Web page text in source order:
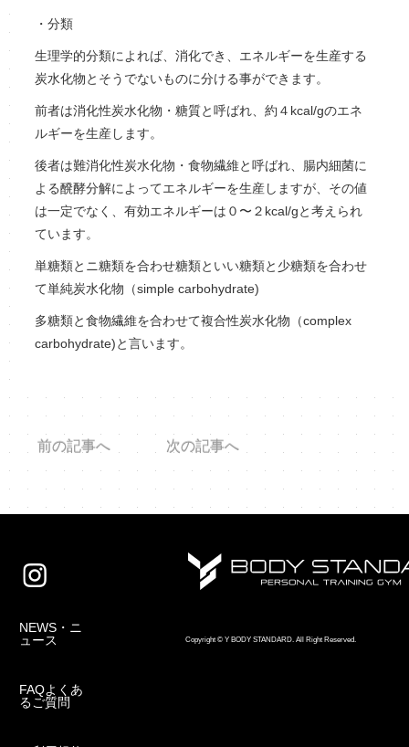
・分類
生理学的分類によれば、消化でき、エネルギーを生産する
炭水化物とそうでないものに分ける事ができます。
前者は消化性炭水化物・糖質と呼ばれ、約４kcal/gのエネ
ルギーを生産します。
後者は難消化性炭水化物・食物繊維と呼ばれ、腸内細菌に
よる醗酵分解によってエネルギーを生産しますが、その値
は一定でなく、有効エネルギーは０〜２kcal/gと考えられ
ています。
単糖類とニ糖類を合わせ糖類といい糖類と少糖類を合わせ
て単純炭水化物（simple carbohydrate)
多糖類と食物繊維を合わせて複合性炭水化物（complex
carbohydrate)と言います。
前の記事へ 次の記事へ
NEWS・ニ
ュース
FAQよくあ
るご質問
Copyright © Y BODY STANDARD. All Right Reserved.